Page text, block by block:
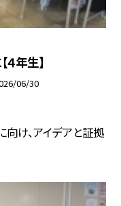
４年生】
06/30
向け、アイデアと証拠